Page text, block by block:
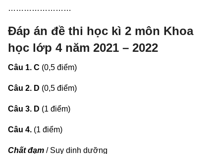
……………………
Đáp án đề thi học kì 2 môn Khoa
học lớp 4 năm 2021 – 2022
Câu 1. C (0,5 điểm)
Câu 2. D (0,5 điểm)
Câu 3. D (1 điểm)
Câu 4. (1 điểm)
Chất đạm / Suy dinh dưỡng